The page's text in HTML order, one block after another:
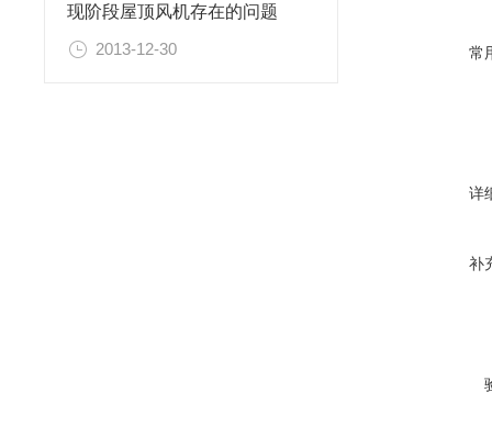
现阶段屋顶风机存在的问题
2013-12-30
常
详
补